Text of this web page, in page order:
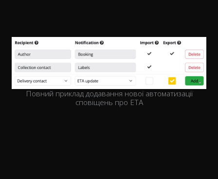
Повний приклад додавання нової автоматизації
сповіщень про ETA